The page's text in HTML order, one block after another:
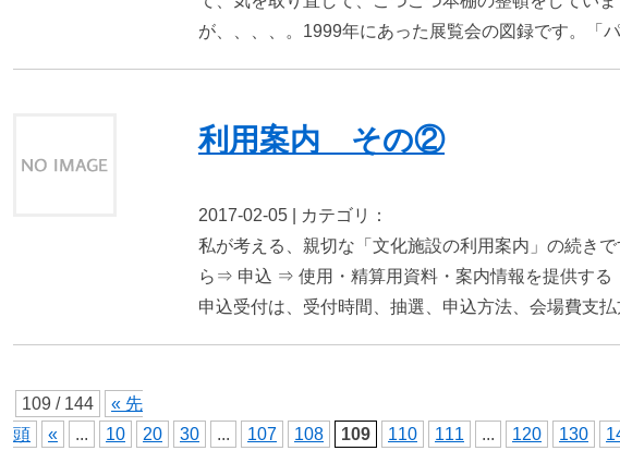
が、、、、。1999年にあった展覧会の図録です。「
利用案内 その②
2017-02-05 | カテゴリ：
私が考える、親切な「文化施設の利用案内」の続き
ら⇒ 申込 ⇒ 使用・精算用資料・案内情報を提供す
申込受付は、受付時間、抽選、申込方法、会場費支
109 / 144
« 先
頭
« ... 10 20 30 ... 107 108 109 110 111 ... 120 130